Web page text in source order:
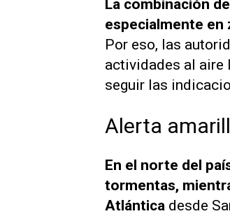
La combinación
especialmente en
Por eso, las
actividades al
seguir las
Alerta
En el norte del
tormentas,
Atlántica desde